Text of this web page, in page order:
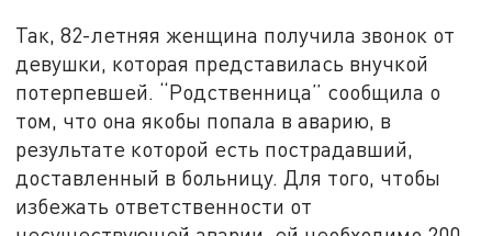
Так, 82-летняя женщина получила звонок от
девушки, которая представилась внучкой
потерпевшей. “Родственница” сообщила о
том, что она якобы попала в аварию, в
результате которой есть пострадавший,
доставленный в больницу. Для того, чтобы
избежать ответственности от